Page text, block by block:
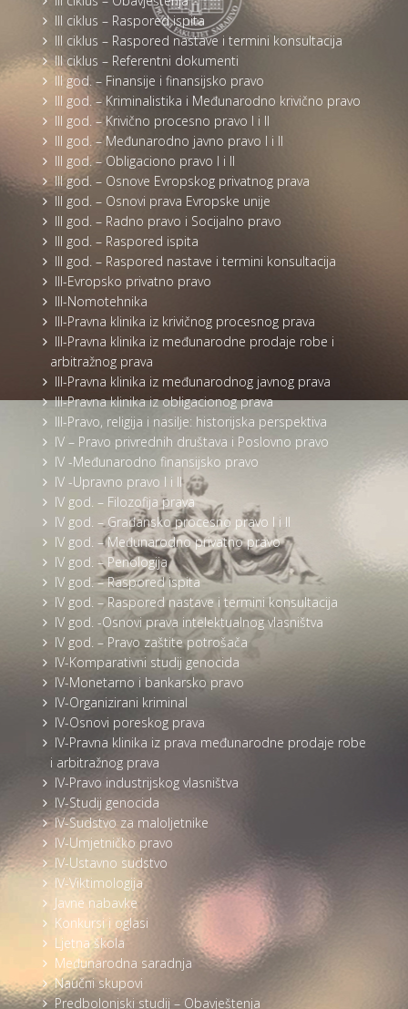
III ciklus – Raspored ispita
III ciklus – Raspored nastave i termini konsultacija
III ciklus – Referentni dokumenti
III god. – Finansije i finansijsko pravo
III god. – Kriminalistika i Međunarodno krivično pravo
III god. – Krivično procesno pravo I i II
III god. – Međunarodno javno pravo I i II
III god. – Obligaciono pravo I i II
III god. – Osnove Evropskog privatnog prava
III god. – Osnovi prava Evropske unije
III god. – Radno pravo i Socijalno pravo
III god. – Raspored ispita
III god. – Raspored nastave i termini konsultacija
III-Evropsko privatno pravo
III-Nomotehnika
III-Pravna klinika iz krivičnog procesnog prava
III-Pravna klinika iz međunarodne prodaje robe i
arbitražnog prava
III-Pravna klinika iz međunarodnog javnog prava
III-Pravna klinika iz obligacionog prava
III-Pravo, religija i nasilje: historijska perspektiva
IV – Pravo privrednih društava i Poslovno pravo
IV -Međunarodno finansijsko pravo
IV -Upravno pravo I i II
IV god. – Filozofija prava
IV god. – Građansko procesno pravo I i II
IV god. – Međunarodno privatno pravo
IV god. – Penologija
IV god. – Raspored ispita
IV god. – Raspored nastave i termini konsultacija
IV god. -Osnovi prava intelektualnog vlasništva
IV god. – Pravo zaštite potrošača
IV-Komparativni studij genocida
IV-Monetarno i bankarsko pravo
IV-Organizirani kriminal
IV-Osnovi poreskog prava
IV-Pravna klinika iz prava međunarodne prodaje robe
i arbitražnog prava
IV-Pravo industrijskog vlasništva
IV-Studij genocida
IV-Sudstvo za maloljetnike
IV-Umjetničko pravo
IV-Ustavno sudstvo
IV-Viktimologija
Javne nabavke
Konkursi i oglasi
Ljetna škola
Međunarodna saradnja
Naučni skupovi
Predbolonjski studij – Obavještenja